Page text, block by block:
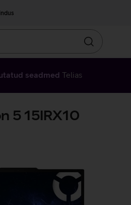
Otsin
seadmed Telias
5 15IRX10